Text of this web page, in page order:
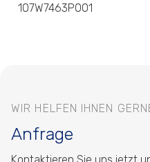
107W7463P001
WIR HELFEN IHNEN
Anfrage